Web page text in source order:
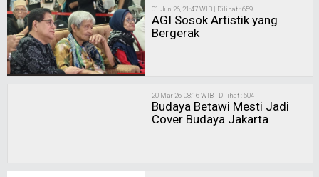
01 Jun 26, 21:47 WIB | Dilihat : 659
AGI Sosok Artistik yang
Bergerak
20 Mar 26, 08:16 WIB | Dilihat : 604
Budaya Betawi Mesti Jadi
Cover Budaya Jakarta